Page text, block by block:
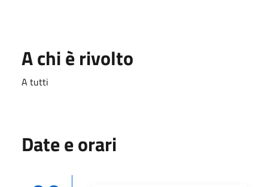
A chi è rivolto
A tutti
Date e orari